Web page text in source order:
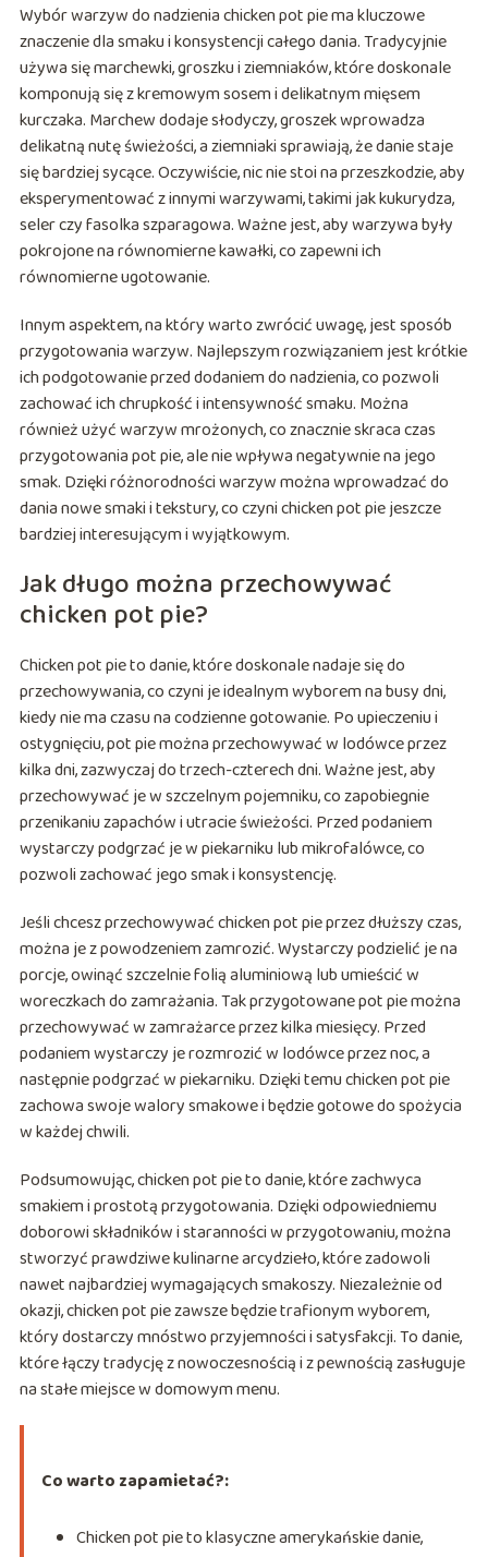
Wybór warzyw do nadzienia chicken pot pie ma kluczowe
znaczenie dla smaku i konsystencji całego dania. Tradycyjnie
używa się marchewki, groszku i ziemniaków, które doskonale
komponują się z kremowym sosem i delikatnym mięsem
kurczaka. Marchew dodaje słodyczy, groszek wprowadza
delikatną nutę świeżości, a ziemniaki sprawiają, że danie staje
się bardziej sycące. Oczywiście, nic nie stoi na przeszkodzie, aby
eksperymentować z innymi warzywami, takimi jak kukurydza,
seler czy fasolka szparagowa. Ważne jest, aby warzywa były
pokrojone na równomierne kawałki, co zapewni ich
równomierne ugotowanie.
Innym aspektem, na który warto zwrócić uwagę, jest sposób
przygotowania warzyw. Najlepszym rozwiązaniem jest krótkie
ich podgotowanie przed dodaniem do nadzienia, co pozwoli
zachować ich chrupkość i intensywność smaku. Można
również użyć warzyw mrożonych, co znacznie skraca czas
przygotowania pot pie, ale nie wpływa negatywnie na jego
smak. Dzięki różnorodności warzyw można wprowadzać do
dania nowe smaki i tekstury, co czyni chicken pot pie jeszcze
bardziej interesującym i wyjątkowym.
Jak długo można przechowywać
chicken pot pie?
Chicken pot pie to danie, które doskonale nadaje się do
przechowywania, co czyni je idealnym wyborem na busy dni,
kiedy nie ma czasu na codzienne gotowanie. Po upieczeniu i
ostygnięciu, pot pie można przechowywać w lodówce przez
kilka dni, zazwyczaj do trzech-czterech dni. Ważne jest, aby
przechowywać je w szczelnym pojemniku, co zapobiegnie
przenikaniu zapachów i utracie świeżości. Przed podaniem
wystarczy podgrzać je w piekarniku lub mikrofalówce, co
pozwoli zachować jego smak i konsystencję.
Jeśli chcesz przechowywać chicken pot pie przez dłuższy czas,
można je z powodzeniem zamrozić. Wystarczy podzielić je na
porcje, owinąć szczelnie folią aluminiową lub umieścić w
woreczkach do zamrażania. Tak przygotowane pot pie można
przechowywać w zamrażarce przez kilka miesięcy. Przed
podaniem wystarczy je rozmrozić w lodówce przez noc, a
następnie podgrzać w piekarniku. Dzięki temu chicken pot pie
zachowa swoje walory smakowe i będzie gotowe do spożycia
w każdej chwili.
Podsumowując, chicken pot pie to danie, które zachwyca
smakiem i prostotą przygotowania. Dzięki odpowiedniemu
doborowi składników i staranności w przygotowaniu, można
stworzyć prawdziwe kulinarne arcydzieło, które zadowoli
nawet najbardziej wymagających smakoszy. Niezależnie od
okazji, chicken pot pie zawsze będzie trafionym wyborem,
który dostarczy mnóstwo przyjemności i satysfakcji. To danie,
które łączy tradycję z nowoczesnością i z pewnością zasługuje
na stałe miejsce w domowym menu.
Co warto zapamietać?:
Chicken pot pie to klasyczne amerykańskie danie,